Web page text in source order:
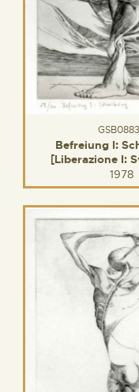
Befreiung I:
[Liberazione I:
1978